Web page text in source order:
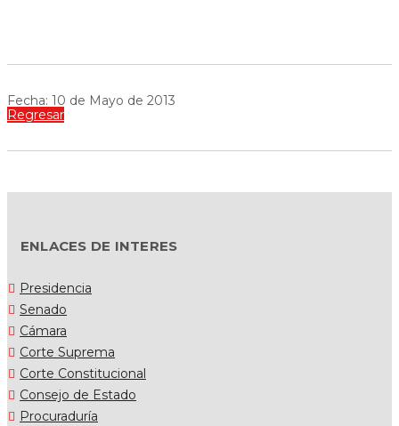
Fecha: 10 de Mayo de 2013
Regresar
ENLACES DE INTERES
Presidencia
Senado
Cámara
Corte Suprema
Corte Constitucional
Consejo de Estado
Procuraduría